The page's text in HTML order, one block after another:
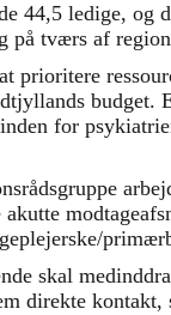
44,5 ledige, og
på tværs af
prioritere
budget.
for
skal
direkte kontakt,